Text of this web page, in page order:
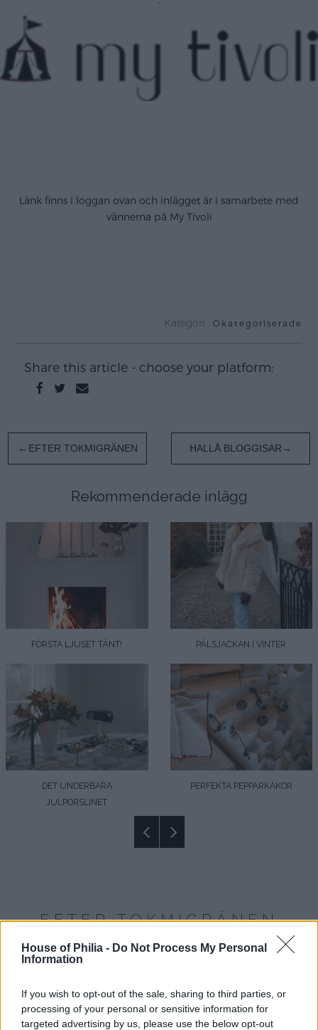
House of Philia - Do Not Process My Personal
Information
If you wish to opt-out of the sale, sharing to third parties, or
processing of your personal or sensitive information for
targeted advertising by us, please use the below opt-out
Länk finns i loggan ovan och inlägget är i samarbete med
vännerna på My Tivoli
Kategori : Okategoriserade
Share this article - choose your platform:
Inläggsnavigering
EFTER TOKMIGRÄNEN HALLÅ BLOGGISAR
Rekommenderade inlägg
FÖRSTA LJUSET TÄNT!
DET UNDERBARA
JULPORSLINET
PÄLSJACKAN I VINTER
PERFEKTA PEPPARKAKOR
EFTER TOKMIGRÄNEN
11:36 | JAN 28. 2015